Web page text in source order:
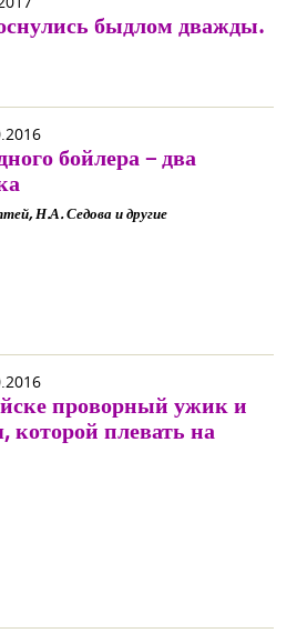
быдлом дважды.
бойлера – два
Н.А. Седова и другие
проворный ужик и
которой плевать на